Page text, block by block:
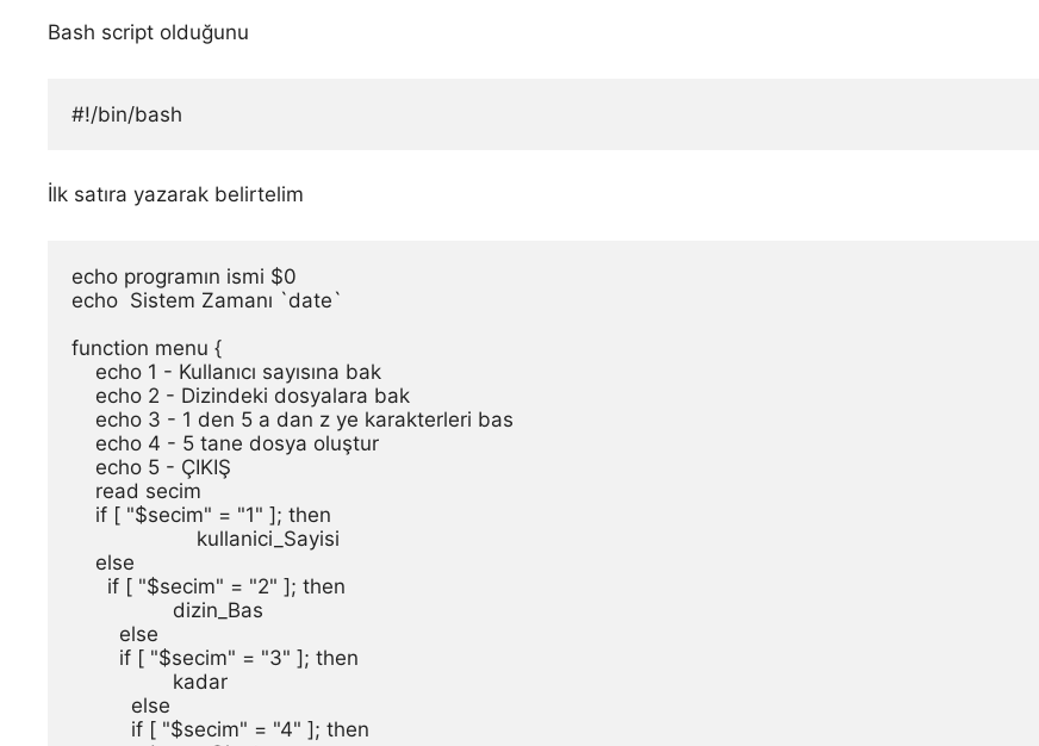
Bash script olduğunu
#!/bin/bash
İlk satıra yazarak belirtelim
echo programın ismi $0
echo  Sistem Zamanı `date`
function menu {
echo 1 - Kullanıcı sayısına bak
echo 2 - Dizindeki dosyalara bak
echo 3 - 1 den 5 a dan z ye karakterleri bas
echo 4 - 5 tane dosya oluştur
echo 5 - ÇIKIŞ
read secim
if [ "$secim" = "1" ]; then
kullanici_Sayisi
else
if [ "$secim" = "2" ]; then
dizin_Bas
else
if [ "$secim" = "3" ]; then
kadar
else
if [ "$secim" = "4" ]; then